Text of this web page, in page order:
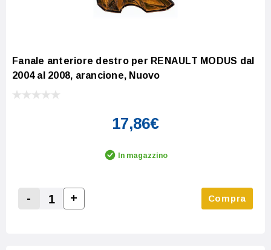
Fanale anteriore destro per RENAULT MODUS dal
2004 al 2008, arancione, Nuovo
17,86€
In magazzino
Decrease Quantity:
-
Increase Quantity:
+ Compra